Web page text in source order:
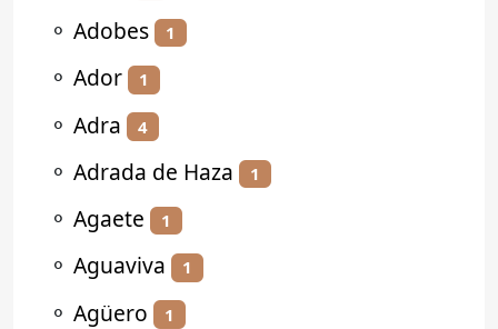
⚬ Adobes 1
⚬ Ador 1
⚬ Adra 4
⚬ Adrada de Haza 1
⚬ Agaete 1
⚬ Aguaviva 1
⚬ Agüero 1